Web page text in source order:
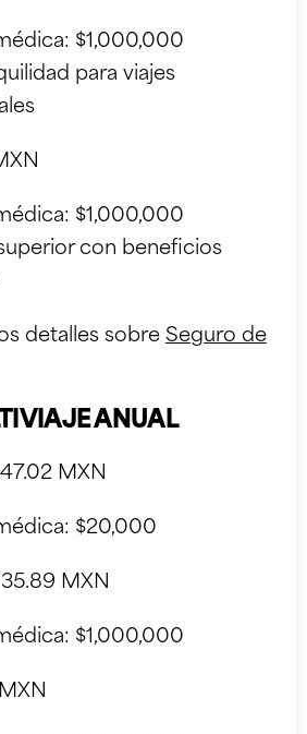
$1,000,000
para viajes
$1,000,000
con beneficios
detalles sobre Seguro de
ANUAL
MXN
$20,000
MXN
$1,000,000